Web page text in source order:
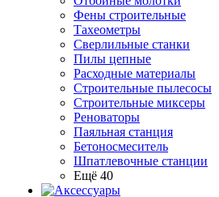
Фены строительные
Тахеометры
Сверлильные станки
Пилы цепные
Расходные материалы
Строительные пылесосы
Строительные миксеры
Реноваторы
Паяльная станция
Бетоносмеситель
Шпатлевочные станции
Ещё 40